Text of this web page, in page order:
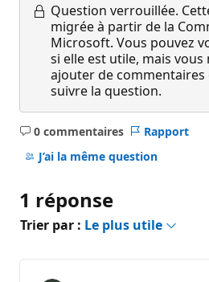
Question verrouillée.
migrée à partir de la
Microsoft. Vous pouvez
si elle est utile, mais vous
ajouter de commentaires
suivre la question.
0 commentaires
Aucun
commentaire
Rapport
J’ai la même question
1 réponse
Trier par : Le plus utile